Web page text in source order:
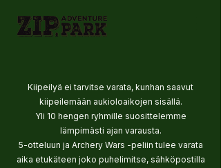
Kiipeilyä ei tarvitse varata, kunhan saavut
kiipeilemään aukioloaikojen sisällä.
Yli 10 hengen ryhmille suosittelemme
lämpimästi ajan varausta.
5-otteluun ja Archery Wars -peliin tulee varata
aika etukäteen joko puhelimitse, sähköpostilla